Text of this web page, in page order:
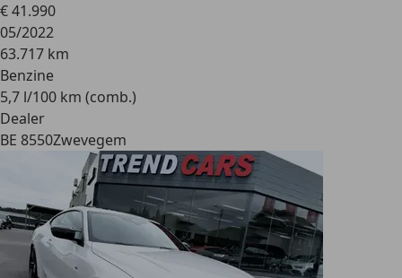
€ 41.990
05/2022
63.717 km
Benzine
5,7 l/100 km (comb.)
Dealer
BE 8550Zwevegem